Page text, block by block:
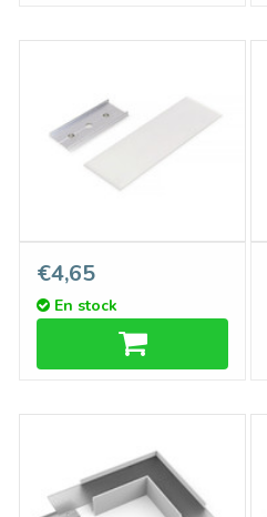
Connecteur droit 180° pour
profilés LED EVO302
€4,65
En stock